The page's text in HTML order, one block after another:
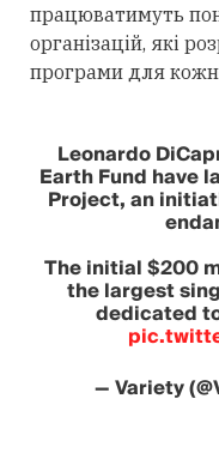
працюватимуть
організацій, які
програми для
Leonardo
Earth Fund have
Project, an
The initial $200
the largest
dedicated
— Variety